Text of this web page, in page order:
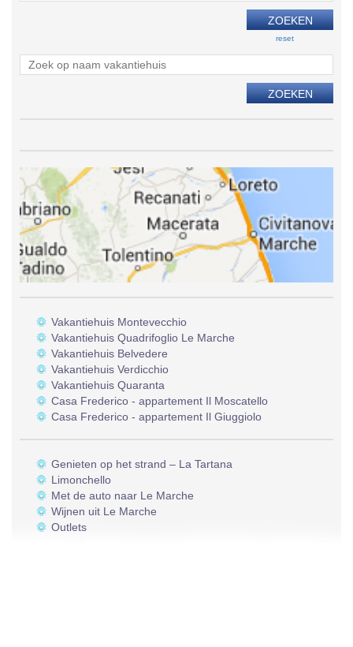
reset
Vakantiehuis Montevecchio
Vakantiehuis Quadrifoglio Le Marche
Vakantiehuis Belvedere
Vakantiehuis Verdicchio
Vakantiehuis Quaranta
Casa Frederico - appartement Il Moscatello
Casa Frederico - appartement Il Giuggiolo
Genieten op het strand – La Tartana
Limonchello
Met de auto naar Le Marche
Wijnen uit Le Marche
Outlets